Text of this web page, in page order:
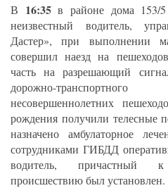
В 16:35в районе дома 153/
неизвестный водитель,
Дастер», при выполнении
совершил наезд на
часть на разрешающий
дорожно-
несовершеннолетних
рождения получили телесные
назначено амбулаторное
сотрудниками ГИБДД
водитель, причастный к
происшествию был установлен.